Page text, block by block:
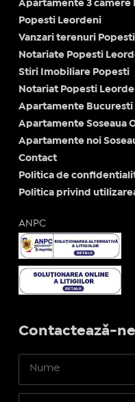
Apartamente 3 camere
Popesti Leordeni
Vanzari terenuri
Notariate Popesti
Stiri Imobiliare Popesti
Notariat Popesti
Apartamente Bucuresti
Apartamente Soseaua
Apartamente noi
Contact
Politica de
Politica privind
ANPC
Contactează-ne